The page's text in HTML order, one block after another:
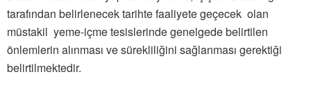
tarafından belirlenecek tarihte faaliyete geçecek olan
müstakil yeme-içme tesislerinde genelgede belirtilen
önlemlerin alınması ve sürekliliğini sağlanması gerektiği
belirtilmektedir.